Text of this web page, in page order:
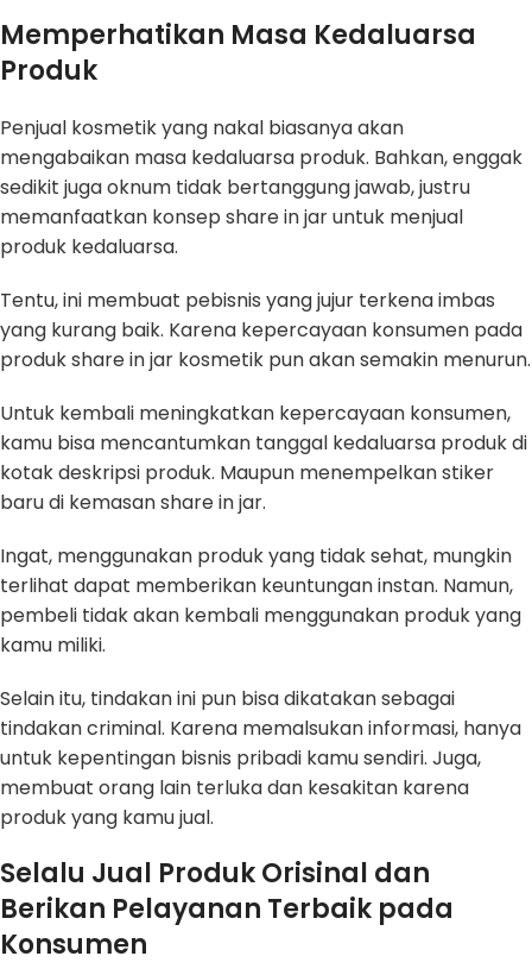
Memperhatikan Masa Kedaluarsa
Produk
Penjual kosmetik yang nakal biasanya akan
mengabaikan masa kedaluarsa produk. Bahkan, enggak
sedikit juga oknum tidak bertanggung jawab, justru
memanfaatkan konsep share in jar untuk menjual
produk kedaluarsa.
Tentu, ini membuat pebisnis yang jujur terkena imbas
yang kurang baik. Karena kepercayaan konsumen pada
produk share in jar kosmetik pun akan semakin menurun.
Untuk kembali meningkatkan kepercayaan konsumen,
kamu bisa mencantumkan tanggal kedaluarsa produk di
kotak deskripsi produk. Maupun menempelkan stiker
baru di kemasan share in jar.
Ingat, menggunakan produk yang tidak sehat, mungkin
terlihat dapat memberikan keuntungan instan. Namun,
pembeli tidak akan kembali menggunakan produk yang
kamu miliki.
Selain itu, tindakan ini pun bisa dikatakan sebagai
tindakan criminal. Karena memalsukan informasi, hanya
untuk kepentingan bisnis pribadi kamu sendiri. Juga,
membuat orang lain terluka dan kesakitan karena
produk yang kamu jual.
Selalu Jual Produk Orisinal dan
Berikan Pelayanan Terbaik pada
Konsumen